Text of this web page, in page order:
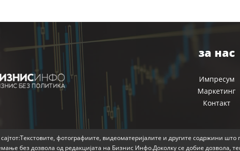
за нас
Импресум
Маркетинг
Контакт
фотографиите, видеоматеријалите и другите содржини
без дозвола од редакцијата на Бизнис Инфо.Доколку се добие дозвола,